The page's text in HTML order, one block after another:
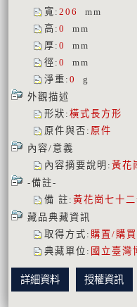
寬 : 206
mm
高 : 0
mm
厚 : 0
mm
徑 : 0
mm
淨重 : 0
g
外觀描述
形狀 : 橫式長方形
原件與否 : 原件
內容/意義
內容摘要說明 : 黃花
-備註-
備 註 : 黃花崗七十
藏品典藏資訊
取得方式 : 購置/購買
典藏單位 : 國立臺灣
詳細資料 授權資訊